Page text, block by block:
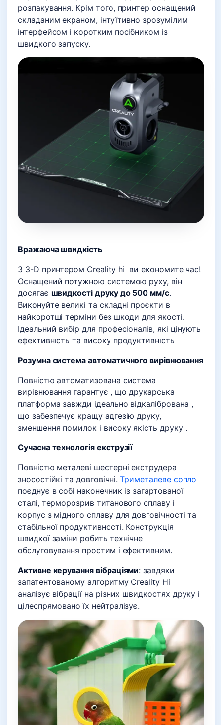
розпакування. Крім того, принтер оснащений
складаним екраном, інтуїтивно зрозумілим
інтерфейсом і коротким посібником із
швидкого запуску.
Вражаюча швидкість
З 3-D принтером Creality hi ви економите час!
Оснащений потужною системою руху, він
досягає швидкості друку до 500 мм/с.
Виконуйте великі та складні проєкти в
найкоротші терміни без шкоди для якості.
Ідеальний вибір для професіоналів, які цінують
ефективність та високу продуктивність
Розумна система автоматичного вирівнювання
Повністю автоматизована система
вирівнювання гарантує , що друкарська
платформа завжди ідеально відкалібрована ,
що забезпечує кращу адгезію друку,
зменшення помилок і високу якість друку .
Сучасна технологія екструзії
Повністю металеві шестерні екструдера
зносостійкі та довговічні.Триметалеве сопло
поєднує в собі наконечник із загартованої
сталі, терморозрив титанового сплаву і
корпус з мідного сплаву для довговічності та
стабільної продуктивності. Конструкція
швидкої заміни робить технічне
обслуговування простим і ефективним.
Активне керування вібраціями: завдяки
запатентованому алгоритму Creality Hi
аналізує вібрації на різних швидкостях друку і
цілеспрямовано їх нейтралізує.